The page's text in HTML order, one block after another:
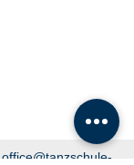
office@tanzschule-